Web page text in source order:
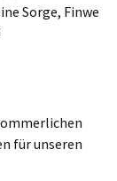
Sorge, Finwe
für unseren